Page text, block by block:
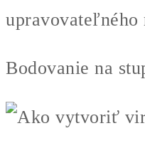
upravovateľného
Bodovanie na